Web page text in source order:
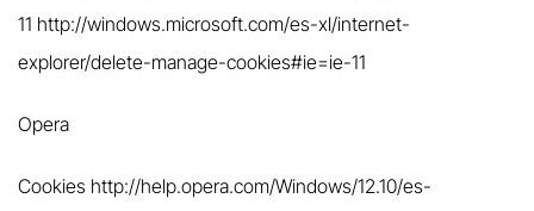
11 http://windows.microsoft.com/es-xl/internet-
explorer/delete-manage-cookies#ie=ie-11
Opera
Cookies http://help.opera.com/Windows/12.10/es-